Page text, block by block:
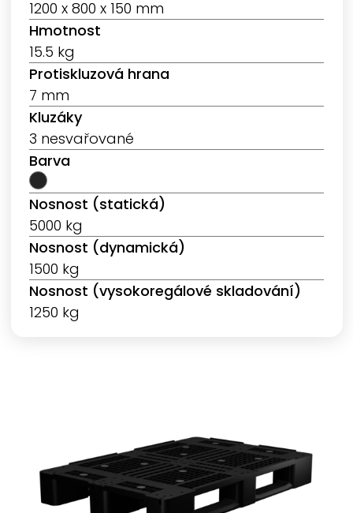
1200 x 800 x 150 mm
Hmotnost
15.5 kg
Protiskluzová hrana
7 mm
Kluzáky
3 nesvařované
Barva
Nosnost (statická)
5000 kg
Nosnost (dynamická)
1500 kg
Nosnost (vysokoregálové skladování)
1250 kg